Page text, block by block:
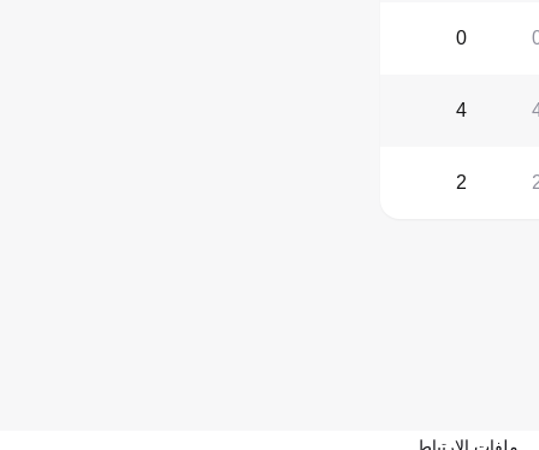
0
4
2
ملفات الارتباط